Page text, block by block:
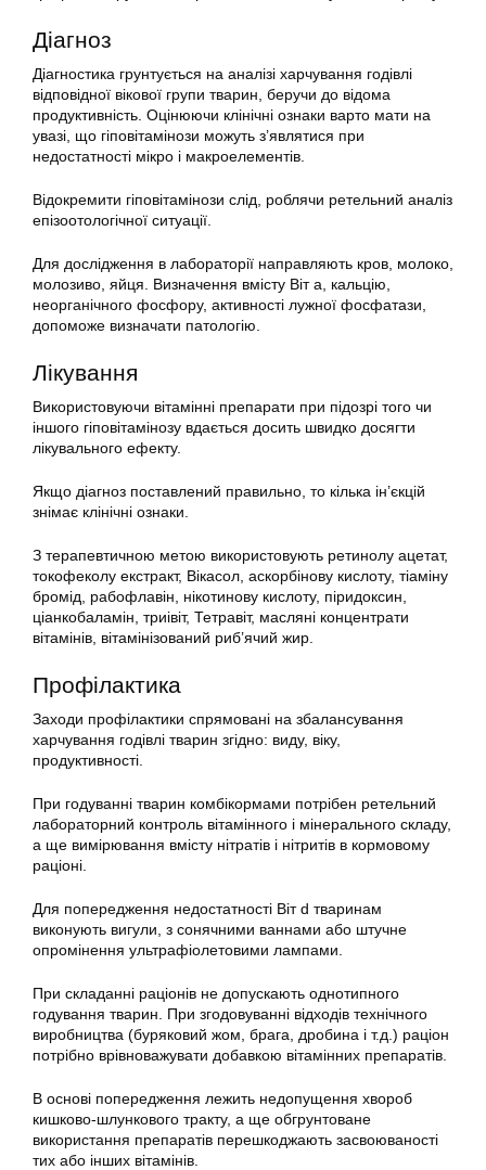
Діагноз
Діагностика грунтується на аналізі харчування годівлі
відповідної вікової групи тварин, беручи до відома
продуктивність. Оцінюючи клінічні ознаки варто мати на
увазі, що гіповітамінози можуть з’являтися при
недостатності мікро і макроелементів.
Відокремити гіповітамінози слід, роблячи ретельний аналіз
епізоотологічної ситуації.
Для дослідження в лабораторії направляють кров, молоко,
молозиво, яйця. Визначення вмісту Віт а, кальцію,
неорганічного фосфору, активності лужної фосфатази,
допоможе визначати патологію.
Лікування
Використовуючи вітамінні препарати при підозрі того чи
іншого гіповітамінозу вдається досить швидко досягти
лікувального ефекту.
Якщо діагноз поставлений правильно, то кілька ін’єкцій
знімає клінічні ознаки.
З терапевтичною метою використовують ретинолу ацетат,
токофеколу екстракт, Вікасол, аскорбінову кислоту, тіаміну
бромід, рабофлавін, нікотинову кислоту, піридоксин,
ціанкобаламін, триівіт, Тетравіт, масляні концентрати
вітамінів, вітамінізований риб’ячий жир.
Профілактика
Заходи профілактики спрямовані на збалансування
харчування годівлі тварин згідно: виду, віку,
продуктивності.
При годуванні тварин комбікормами потрібен ретельний
лабораторний контроль вітамінного і мінерального складу,
а ще вимірювання вмісту нітратів і нітритів в кормовому
раціоні.
Для попередження недостатності Віт d тваринам
виконують вигули, з сонячними ваннами або штучне
опромінення ультрафіолетовими лампами.
При складанні раціонів не допускають однотипного
годування тварин. При згодовуванні відходів технічного
виробництва (буряковий жом, брага, дробина і т.д.) раціон
потрібно врівноважувати добавкою вітамінних препаратів.
В основі попередження лежить недопущення хвороб
кишково-шлункового тракту, а ще обгрунтоване
використання препаратів перешкоджають засвоюваності
тих або інших вітамінів.